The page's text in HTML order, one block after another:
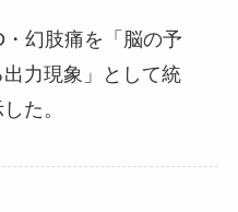
幻肢痛を「脳の予
力現象」として統
た。